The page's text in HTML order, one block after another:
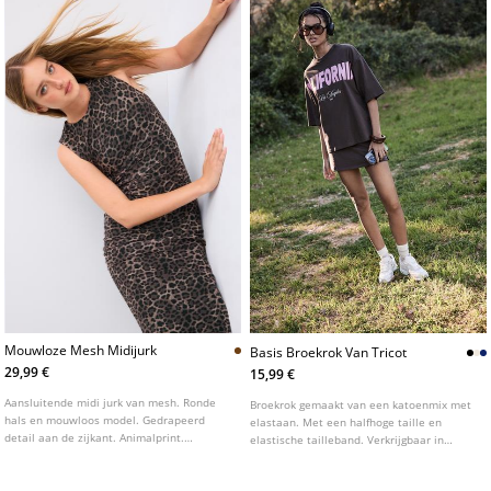
Mouwloze Mesh Midijurk
29,99 €
Aansluitende midi jurk van mesh. Ronde
hals en mouwloos model. Gedrapeerd
detail aan de zijkant. Animalprint.
Basis Broekrok Van Tricot
15,99 €
Broekrok gemaakt van een katoenmix met
elastaan. Met een halfhoge taille en
elastische tailleband. Verkrijgbaar in